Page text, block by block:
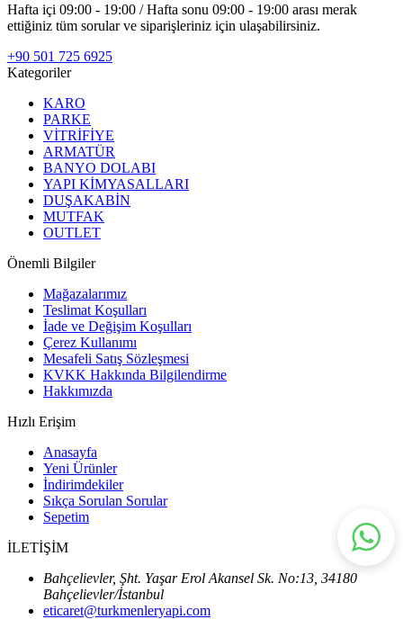
Hafta içi 09:00 - 19:00 / Hafta sonu 09:00 - 19:00 arası merak
ettiğiniz tüm sorular ve siparişleriniz için ulaşabilirsiniz.
+90 501 725 6925
Kategoriler
KARO
PARKE
VİTRİFİYE
ARMATÜR
BANYO DOLABI
YAPI KİMYASALLARI
DUŞAKABİN
MUTFAK
OUTLET
Önemli Bilgiler
Mağazalarımız
Teslimat Koşulları
İade ve Değişim Koşulları
Çerez Kullanımı
Mesafeli Satış Sözleşmesi
KVKK Hakkında Bilgilendirme
Hakkımızda
Hızlı Erişim
Anasayfa
Yeni Ürünler
İndirimdekiler
Sıkça Sorulan Sorular
Sepetim
İLETİŞİM
Bahçelievler, Şht. Yaşar Erol Akansel Sk. No:13, 34180
Bahçelievler/İstanbul
eticaret@turkmenleryapi.com